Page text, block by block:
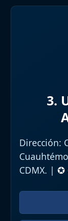
3.
Dirección:
CDMX. | ✪